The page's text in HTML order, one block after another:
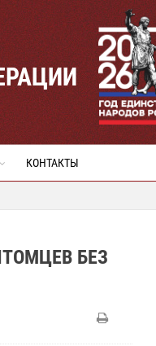
КОНТАКТЫ
БЕЗ